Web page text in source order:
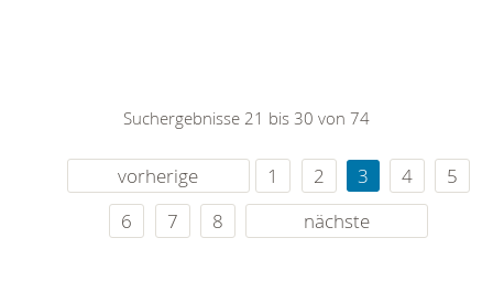
Suchergebnisse 21 bis 30 von 74
vorherige 1 2 3 4
5
6
7 8 nächste